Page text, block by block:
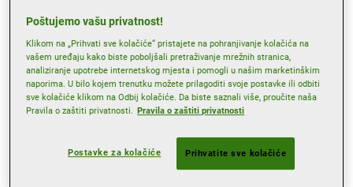
Internetska stranica distributera
Radno vrijeme
Ponedjeljak 08:00
20:00
Utorak
08:00
08:00
20:00
Poštujemo vašu privatnost!
Klikom na „Prihvati sve kolačiće“ pristajete na pohranjivanje kolačića na
vašem uređaju kako biste poboljšali pretraživanje mrežnih stranica,
analiziranje upotrebe internetskog mjesta i pomogli u našim marketinškim
naporima. U bilo kojem trenutku možete prilagoditi svoje postavke ili odbiti
sve kolačiće klikom na Odbij kolačiće. Da biste saznali više, proučite naša
Pravila o zaštiti privatnosti. Pravila o zaštiti privatnosti
Postavke za kolačiće Prihvatite sve kolačiće